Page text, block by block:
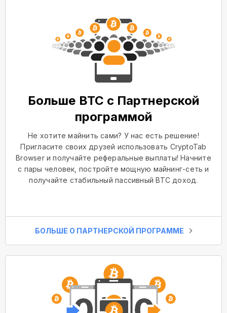
Больше BTC с Партнерской
программой
Не хотите майнить сами? У нас есть решение!
Пригласите своих друзей использовать CryptoTab
Browser и получайте реферальные выплаты! Начните
с пары человек, постройте мощную майнинг-сеть и
получайте стабильный пассивный BTC доход.
БОЛЬШЕ О ПАРТНЕРСКОЙ ПРОГРАММЕ